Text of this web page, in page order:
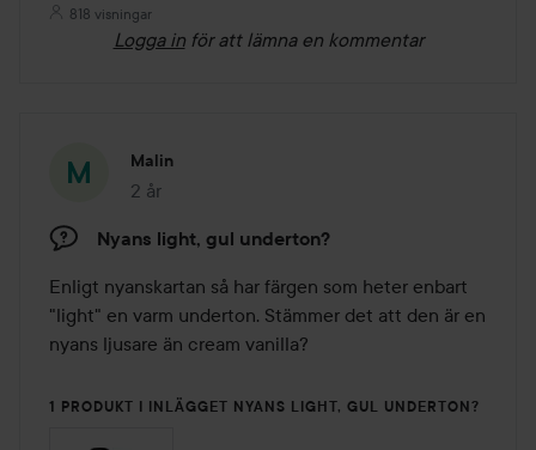
818 visningar
Logga in för att lämna en kommentar
Malin
2 år
Inlägget skapades 2 år
Nyans light, gul underton?
Enligt nyanskartan så har färgen som heter enbart
"light" en varm underton. Stämmer det att den är en
nyans ljusare än cream vanilla?
1 PRODUKT I INLÄGGET NYANS LIGHT, GUL UNDERTON?